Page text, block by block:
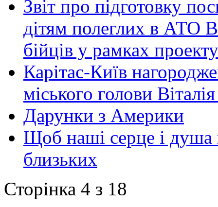
Звіт про підготовку
дітям полеглих в АТО
бійців у рамках
Карітас-Київ
міського голови
Дарунки з Америки
Щоб наші серце і душа
близьких
Сторінка 4 з 18